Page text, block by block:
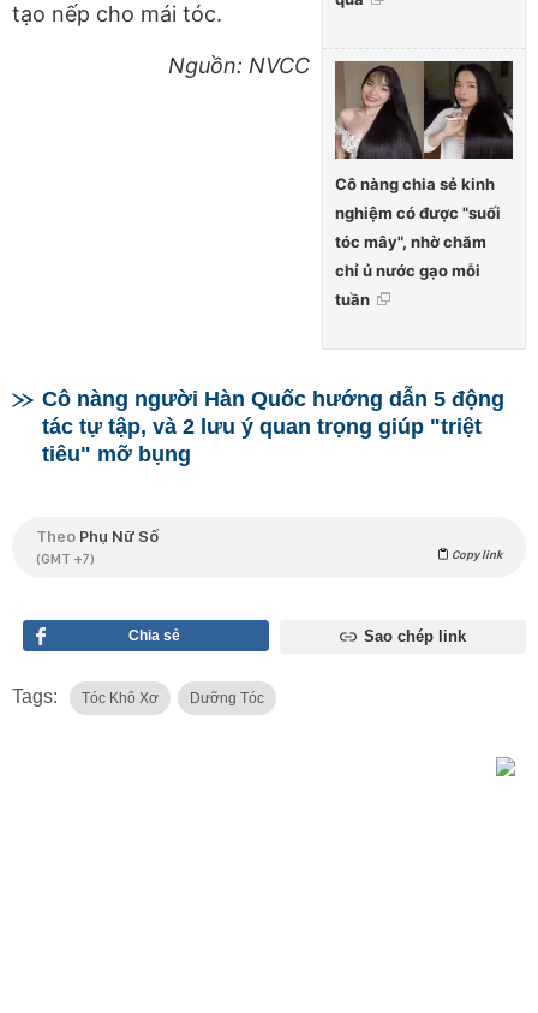
Cô nàng chia sẻ kinh
nghiệm có được "suối
tóc mây", nhờ chăm
chỉ ủ nước gạo mỗi
tuần
tạo nếp cho mái tóc.
Nguồn: NVCC
Cô nàng người Hàn Quốc hướng dẫn 5 động
tác tự tập, và 2 lưu ý quan trọng giúp "triệt
tiêu" mỡ bụng
Theo Phụ Nữ Số
(GMT +7) Copy link
Chia sẻ Sao chép link
Tags: Tóc Khô Xơ Dưỡng Tóc